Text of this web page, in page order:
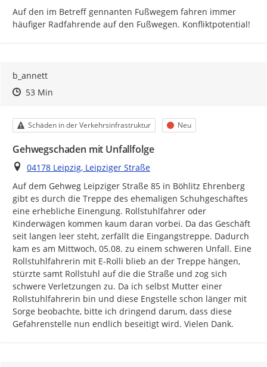
Auf den im Betreff gennanten Fußwegem fahren immer
häufiger Radfahrende auf den Fußwegen. Konfliktpotential!
b_annett
Zeitpunkt des Erstellens
Zeitpunkt des Erstellens
53 MinZur Äußerung
Kategorie
Schäden in der Verkehrsinfrastruktur Status
Neu
Gehwegschaden mit Unfallfolge
Ort
04178 Leipzig, Leipziger Straße
Auf dem Gehweg Leipziger Straße 85 in Böhlitz Ehrenberg
gibt es durch die Treppe des ehemaligen Schuhgeschäftes
eine erhebliche Einengung. Rollstuhlfahrer oder
Kinderwägen kommen kaum daran vorbei. Da das Geschäft
seit langen leer steht, zerfällt die Eingangstreppe. Dadurch
kam es am Mittwoch, 05.08. zu einem schweren Unfall. Eine
Rollstuhlfahrerin mit E-Rolli blieb an der Treppe hängen,
stürzte samt Rollstuhl auf die die Straße und zog sich
schwere Verletzungen zu. Da ich selbst Mutter einer
Rollstuhlfahrerin bin und diese Engstelle schon länger mit
Sorge beobachte, bitte ich dringend darum, dass diese
Gefahrenstelle nun endlich beseitigt wird. Vielen Dank.